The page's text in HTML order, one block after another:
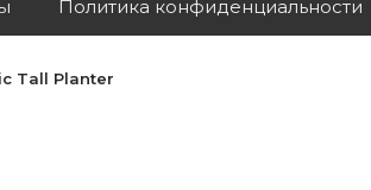
Политика конфиденциальности
Tall Planter